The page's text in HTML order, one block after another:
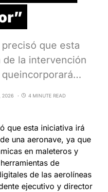
que esta
de la intervención
queincorporará…
2026 4 MINUTE READ
que esta iniciativa irá
una aeronave, ya que
en maleteros y
de
de las aerolíneas
ejecutivo y director